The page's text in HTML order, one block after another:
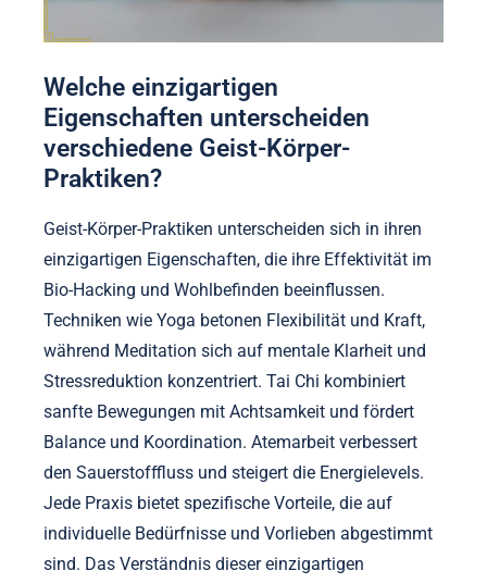
Welche einzigartigen
Eigenschaften unterscheiden
verschiedene Geist-Körper-
Praktiken?
Geist-Körper-Praktiken unterscheiden sich in ihren
einzigartigen Eigenschaften, die ihre Effektivität im
Bio-Hacking und Wohlbefinden beeinflussen.
Techniken wie Yoga betonen Flexibilität und Kraft,
während Meditation sich auf mentale Klarheit und
Stressreduktion konzentriert. Tai Chi kombiniert
sanfte Bewegungen mit Achtsamkeit und fördert
Balance und Koordination. Atemarbeit verbessert
den Sauerstofffluss und steigert die Energielevels.
Jede Praxis bietet spezifische Vorteile, die auf
individuelle Bedürfnisse und Vorlieben abgestimmt
sind. Das Verständnis dieser einzigartigen